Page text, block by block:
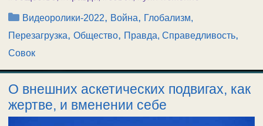
Рубрики
Видеоролики-2022, Война, Глобализм,
Перезагрузка, Общество, Правда, Справедливость,
Совок
О внешних аскетических подвигах, как
жертве, и вменении себе